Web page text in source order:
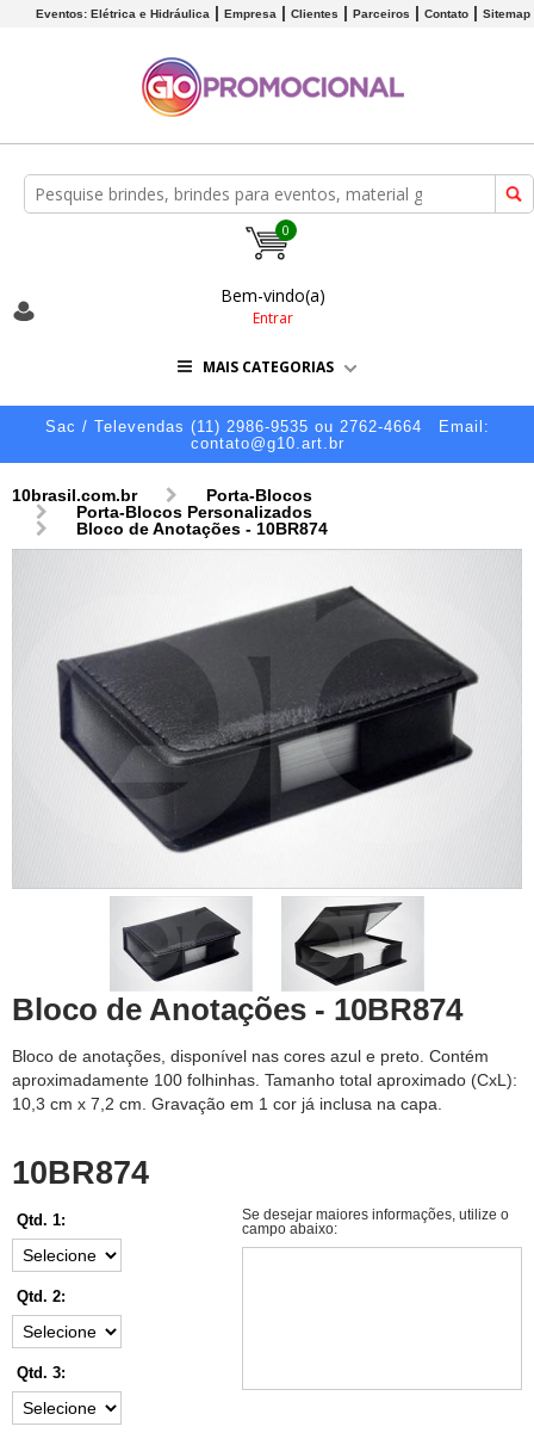
Eventos: Elétrica e Hidráulica Empresa Clientes Parceiros Contato Sitemap
0
Bem-vindo(a)
Entrar
MAIS CATEGORIAS
Sac / Televendas (11) 2986-9535 ou 2762-4664
Email:
contato@g10.art.br
10brasil.com.br
Porta-Blocos
Porta-Blocos Personalizados
Bloco de Anotações - 10BR874
Bloco de Anotações - 10BR874
Bloco de anotações, disponível nas cores azul e preto. Contém
aproximadamente 100 folhinhas. Tamanho total aproximado (CxL):
10,3 cm x 7,2 cm. Gravação em 1 cor já inclusa na capa.
10BR874
Qtd. 1:
Qtd. 2:
Qtd. 3:
Se desejar maiores informações, utilize o
campo abaixo: